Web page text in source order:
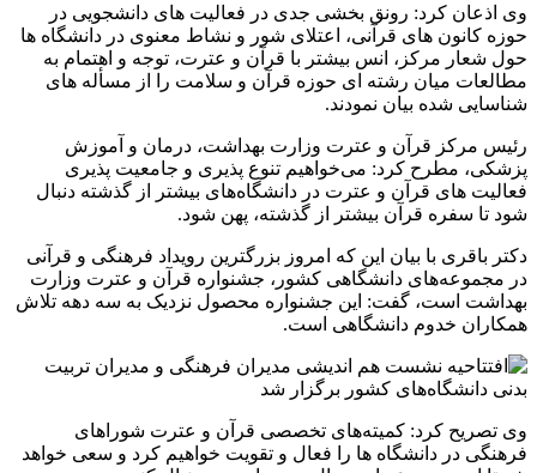
وی اذعان کرد: رونق بخشی جدی در فعالیت های دانشجویی در
حوزه کانون های قرآنی، اعتلای شور و نشاط معنوی در دانشگاه ها
حول شعار مرکز، انس بیشتر با قرآن و عترت، توجه و اهتمام به
مطالعات میان رشته ای حوزه قرآن و سلامت را از مسأله های
شناسایی شده بیان نمودند.
رئیس مرکز قرآن و عترت وزارت بهداشت، درمان و آموزش
پزشکی، مطرح کرد: می‌خواهیم تنوع پذیری و جامعیت پذیری
فعالیت های قرآن و عترت در دانشگاه‌های بیشتر از گذشته دنبال
شود تا سفره قرآن بیشتر از گذشته، پهن شود.
دکتر باقری با بیان این که امروز بزرگترین رویداد فرهنگی و قرآنی
در مجموعه‌های دانشگاهی کشور، جشنواره قرآن و عترت وزارت
بهداشت است، گفت: این جشنواره محصول نزدیک به سه دهه تلاش
همکاران خدوم دانشگاهی است.
وی تصریح کرد: کمیته‌های تخصصی قرآن و عترت شوراهای
فرهنگی در دانشگاه ها را فعال و تقویت خواهیم کرد و سعی خواهد